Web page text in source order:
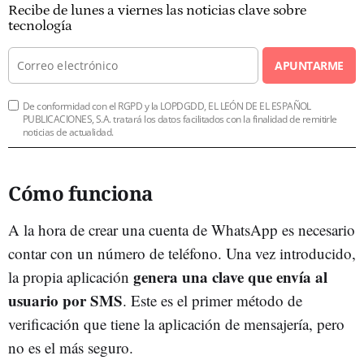
Recibe de lunes a viernes las noticias clave sobre
tecnología
APUNTARME
De conformidad con el RGPD y la LOPDGDD, EL LEÓN DE EL ESPAÑOL
PUBLICACIONES, S.A. tratará los datos facilitados con la finalidad de remitirle
noticias de actualidad.
Cómo funciona
A la hora de crear una cuenta de WhatsApp es necesario
contar con un número de teléfono. Una vez introducido,
la propia aplicación genera una clave que envía al
usuario por SMS. Este es el primer método de
verificación que tiene la aplicación de mensajería, pero
no es el más seguro.